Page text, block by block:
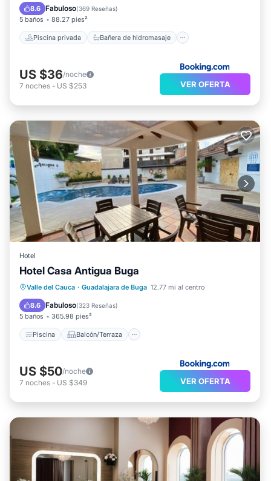
8.6 Fabuloso(369 Reseñas)
5 baños 88.27 pies²
Piscina privada Bañera de hidromasaje
Desayuno
Aparcamiento
US $36/noche
7 noches - US $253 VER OFERTA
Hotel
Hotel Casa Antigua Buga
Valle del Cauca · Guadalajara de Buga 12.77 mi al centro
8.6 Fabuloso(323 Reseñas)
5 baños 365.98 pies²
Piscina Balcón/Terraza
Piscina Balcón/Terraza
Vistas
Internet
US $50/noche
7 noches - US $349 VER OFERTA